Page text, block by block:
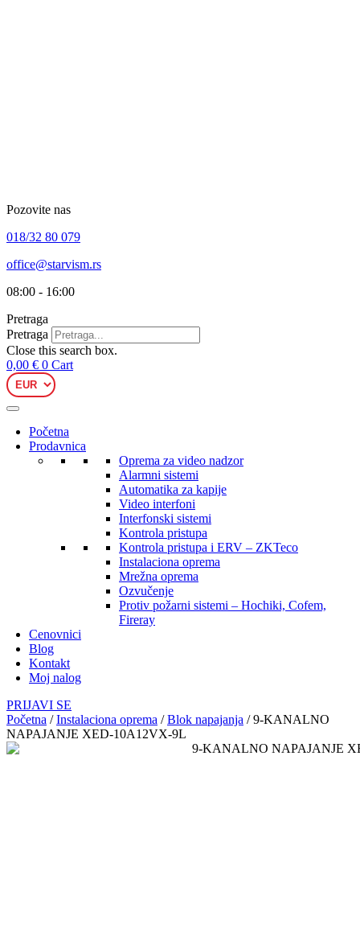
Pozovite nas
018/32 80 079
office@starvism.rs
08:00 - 16:00
Pretraga
Pretraga
Close this search box.
0,00 € 0 Cart
Početna
Prodavnica
Oprema za video nadzor
Alarmni sistemi
Automatika za kapije
Video interfoni
Interfonski sistemi
Kontrola pristupa
Kontrola pristupa i ERV – ZKTeco
Instalaciona oprema
Mrežna oprema
Ozvučenje
Protiv požarni sistemi – Hochiki, Cofem,
Fireray
Cenovnici
Blog
Kontakt
Moj nalog
PRIJAVI SE
Početna /Instalaciona oprema /Blok napajanja / 9-KANALNO
NAPAJANJE XED-10A12VX-9L